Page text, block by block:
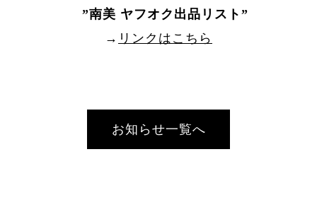
”南美 ヤフオク出品リスト ”
→ リンクはこちら
お知らせ一覧へ